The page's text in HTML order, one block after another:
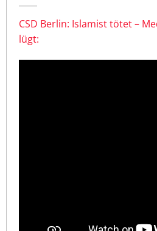
CSD Berlin: Islamist tötet –
lügt: